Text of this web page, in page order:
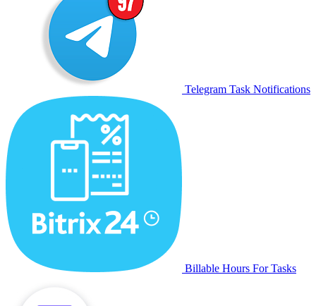
Telegram Task Notifications
Billable Hours For Tasks